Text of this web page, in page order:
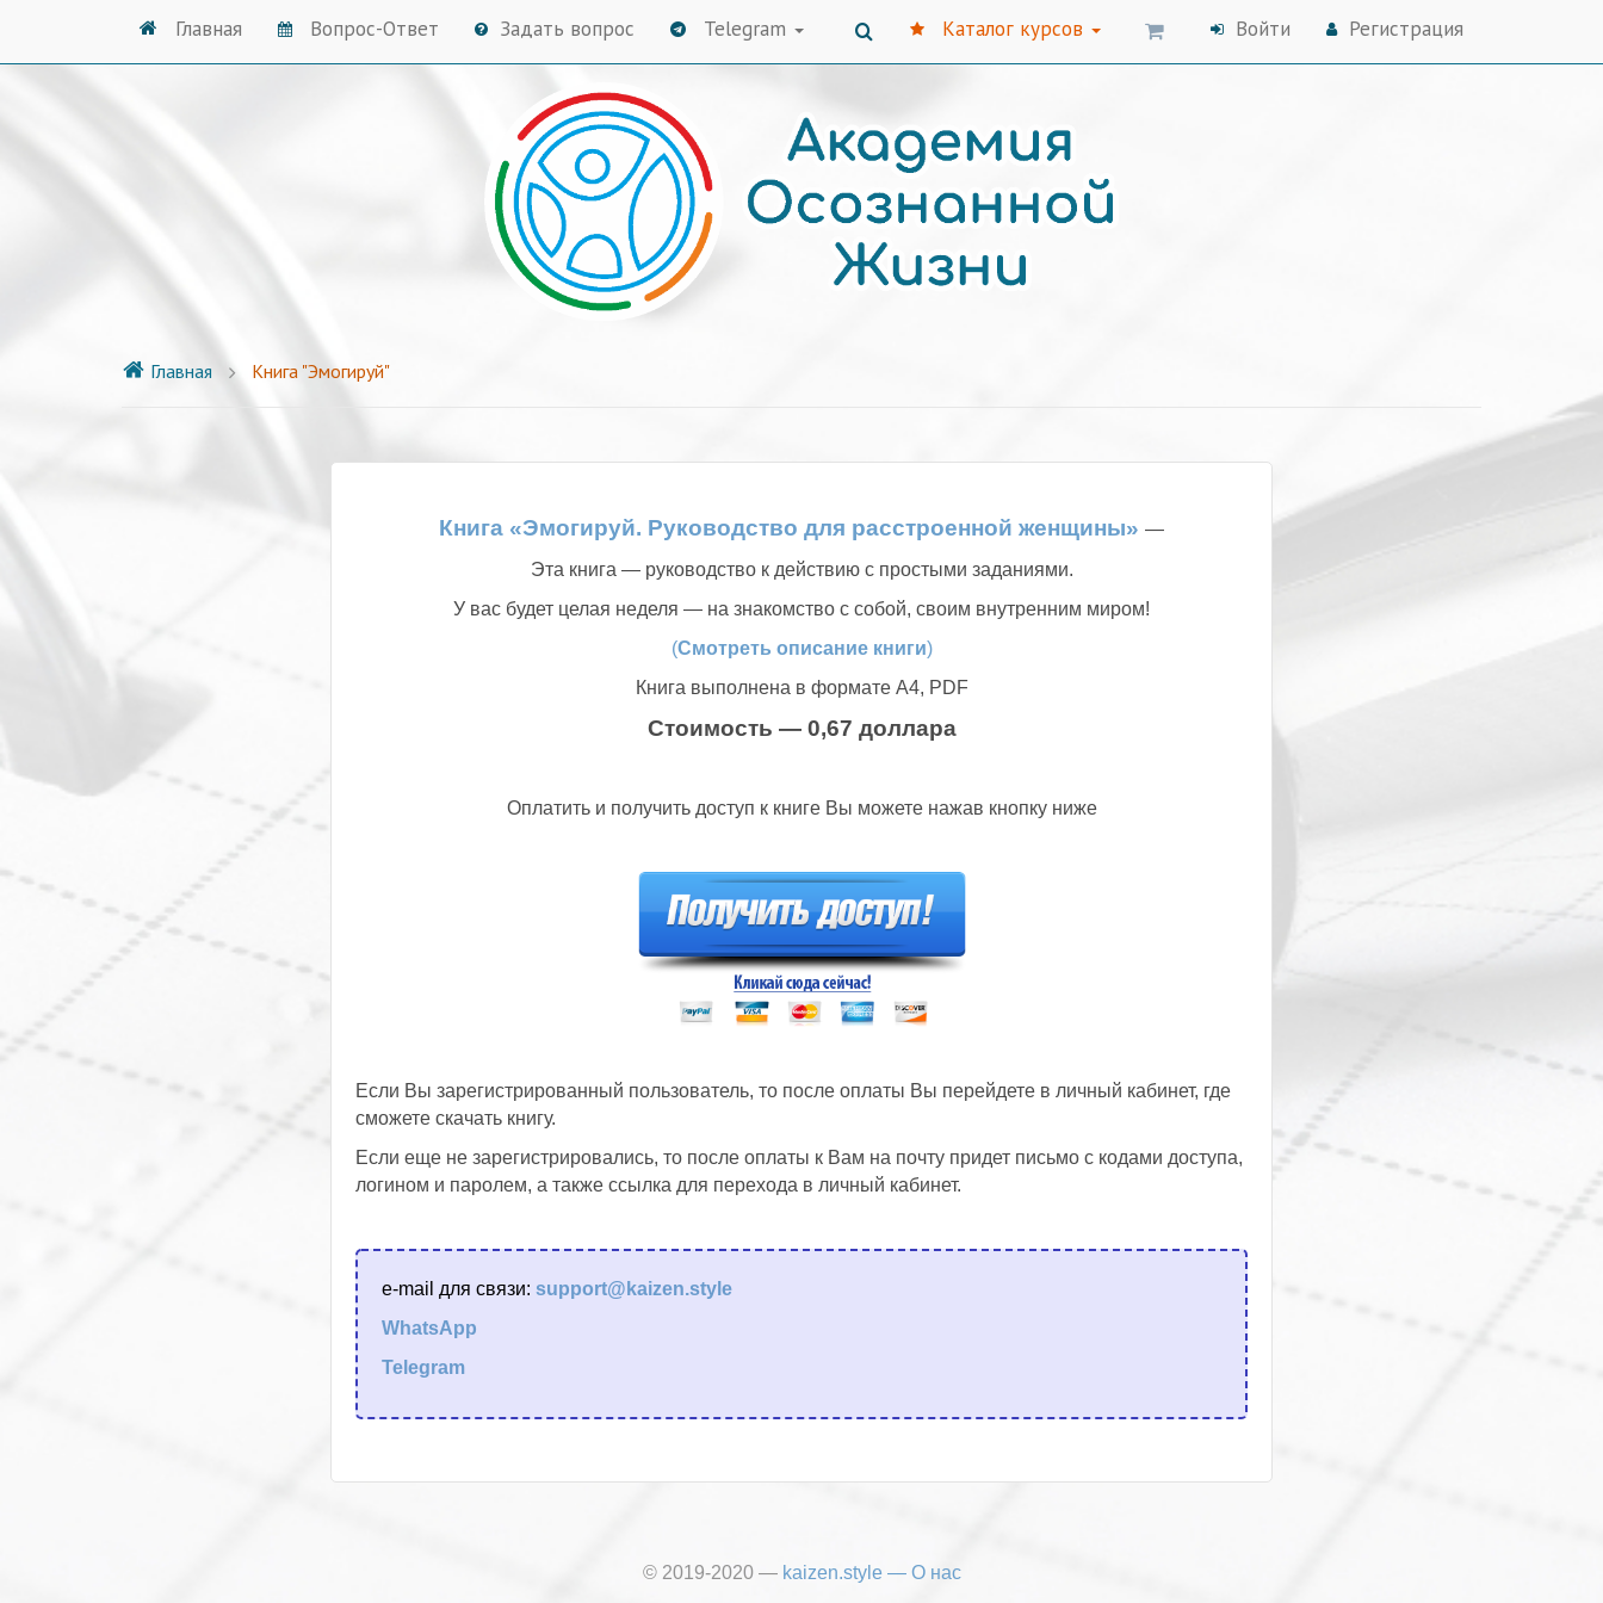
Главная Вопрос-Ответ Задать вопрос Telegram Каталог курсов Войти Регистрация
Главная Книга "Эмогируй"
Книга «Эмогируй. Руководство для расстроенной женщины» —
Эта книга — руководство к действию с простыми заданиями.
У вас будет целая неделя — на знакомство с собой, своим внутренним миром!
(Смотреть описание книги)
Книга выполнена в формате А4, PDF
Стоимость — 0,67 доллара
Оплатить и получить доступ к книге Вы можете нажав кнопку ниже
Если Вы зарегистрированный пользователь, то после оплаты Вы перейдете в личный кабинет, где
сможете скачать книгу.
Если еще не зарегистрировались, то после оплаты к Вам на почту придет письмо с кодами доступа,
логином и паролем, а также ссылка для перехода в личный кабинет.
e-mail для связи: support@kaizen.style
WhatsApp
Telegram
© 2019-2020 — kaizen.style— О нас